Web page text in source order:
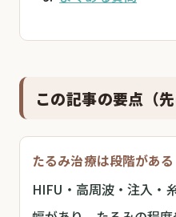
この記事の要点（先
たるみ治療は段階がある
HIFU・高周波・注入・